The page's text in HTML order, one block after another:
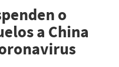
o
a China